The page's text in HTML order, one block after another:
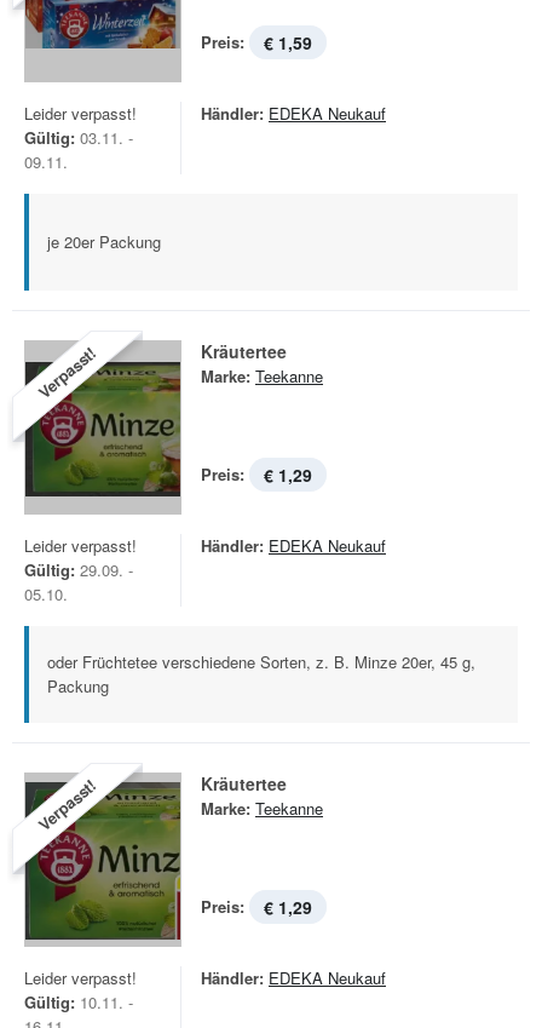
Preis: € 1,59
Leider verpasst!
Gültig: 03.11. -
09.11.
Händler: EDEKA Neukauf
je 20er Packung
Verpasst! Kräutertee
Marke: Teekanne
Preis: € 1,29
Leider verpasst!
Gültig: 29.09. -
05.10.
Händler: EDEKA Neukauf
oder Früchtetee verschiedene Sorten, z. B. Minze 20er, 45 g,
Packung
Verpasst! Kräutertee
Marke: Teekanne
Preis: € 1,29
Leider verpasst!
Gültig: 10.11. -
Händler: EDEKA Neukauf